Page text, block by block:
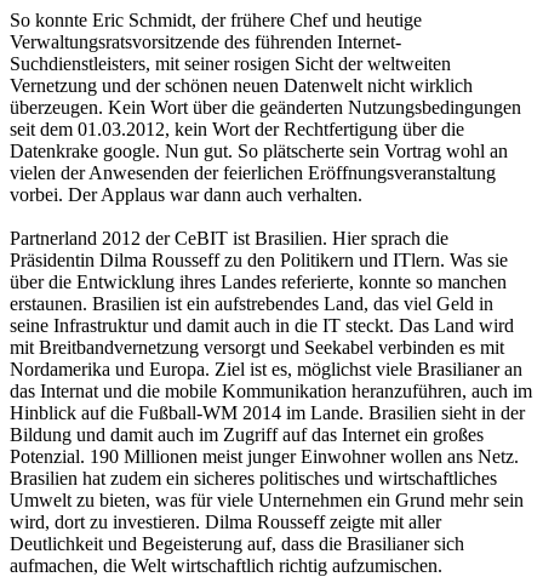
So konnte Eric Schmidt, der frühere Chef und heutige
Verwaltungsratsvorsitzende des führenden Internet-
Suchdienstleisters, mit seiner rosigen Sicht der weltweiten
Vernetzung und der schönen neuen Datenwelt nicht wirklich
überzeugen. Kein Wort über die geänderten Nutzungsbedingungen
seit dem 01.03.2012, kein Wort der Rechtfertigung über die
Datenkrake google. Nun gut. So plätscherte sein Vortrag wohl an
vielen der Anwesenden der feierlichen Eröffnungsveranstaltung
vorbei. Der Applaus war dann auch verhalten.
Partnerland 2012 der CeBIT ist Brasilien. Hier sprach die
Präsidentin Dilma Rousseff zu den Politikern und ITlern. Was sie
über die Entwicklung ihres Landes referierte, konnte so manchen
erstaunen. Brasilien ist ein aufstrebendes Land, das viel Geld in
seine Infrastruktur und damit auch in die IT steckt. Das Land wird
mit Breitbandvernetzung versorgt und Seekabel verbinden es mit
Nordamerika und Europa. Ziel ist es, möglichst viele Brasilianer an
das Internat und die mobile Kommunikation heranzuführen, auch im
Hinblick auf die Fußball-WM 2014 im Lande. Brasilien sieht in der
Bildung und damit auch im Zugriff auf das Internet ein großes
Potenzial. 190 Millionen meist junger Einwohner wollen ans Netz.
Brasilien hat zudem ein sicheres politisches und wirtschaftliches
Umwelt zu bieten, was für viele Unternehmen ein Grund mehr sein
wird, dort zu investieren. Dilma Rousseff zeigte mit aller
Deutlichkeit und Begeisterung auf, dass die Brasilianer sich
aufmachen, die Welt wirtschaftlich richtig aufzumischen.